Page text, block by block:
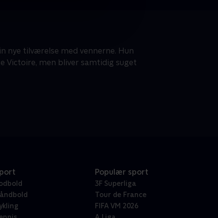
nye tilværelse med vennerne. Hun
Victoire, men bliver samtidig suget
Populær sport
3F Superliga
Tour de France
FIFA VM 2026